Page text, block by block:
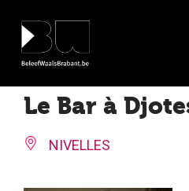
Le Bar à
NIVELLES